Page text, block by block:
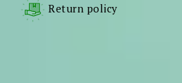
Return policy